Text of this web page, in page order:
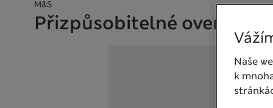
M&S
Přizpůsobitelné overaly z
Naše
k